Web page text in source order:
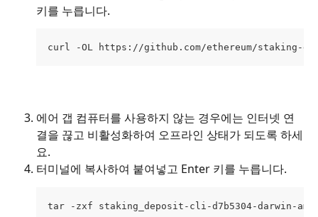
키를 누릅니다.
curl -OL https://github.com/ethereum/staking-
에어 갭 컴퓨터를 사용하지 않는 경우에는 인터넷 연
결을 끊고 비활성화하여 오프라인 상태가 되도록 하세
요.
터미널에 복사하여 붙여넣고 Enter 키를 누릅니다.
tar -zxf staking_deposit-cli-d7b5304-darwin-